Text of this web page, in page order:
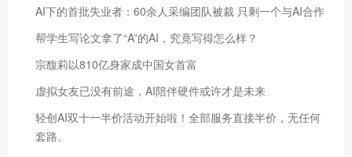
AI下的首批失业者：60余人采编团队被裁 只剩一个与AI合作
帮学生写论文拿了“A”的AI，究竟写得怎么样？
宗馥莉以810亿身家成中国女首富
虚拟女友已没有前途，AI陪伴硬件或许才是未来
轻创AI双十一半价活动开始啦！全部服务直接半价，无任何
套路。